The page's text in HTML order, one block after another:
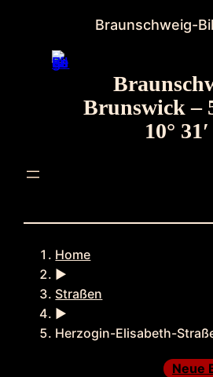
springen
Braunschweig-
Brunswick –
10°
Home
►
Straßen
►
Herzogin-Elisabeth-
Neue